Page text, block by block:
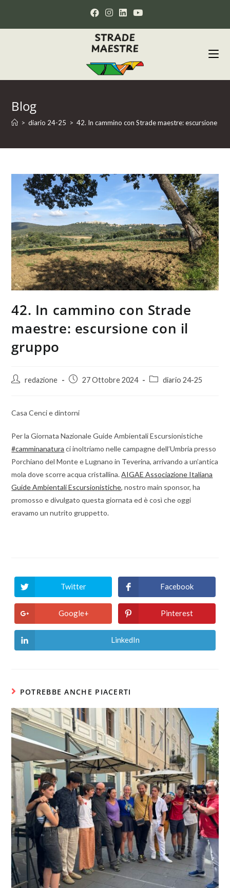
Blog
> diario 24-25 > 42. In cammino con Strade maestre: escursione
42. In cammino con Strade
maestre: escursione con il
gruppo
redazione 27 Ottobre 2024 diario 24-25
Casa Cenci e dintorni
Per la Giornata Nazionale Guide Ambientali Escursionistiche
#camminanatura ci inoltriamo nelle campagne dell’Umbria presso
Porchiano del Monte e Lugnano in Teverina, arrivando a un’antica
mola dove scorre acqua cristallina.AIGAE Associazione Italiana
Guide Ambientali Escursionistiche, nostro main sponsor, ha
promosso e divulgato questa giornata ed è così che oggi
eravamo un nutrito gruppetto.
Twitter Facebook
Google+ Pinterest
LinkedIn
POTREBBE ANCHE PIACERTI